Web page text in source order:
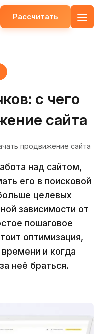
Рассчитать
меню
с чего
сайта
продвижение сайта
над сайтом,
его в поисковой
целевых
зависимости от
пошаговое
оптимизация,
и когда
неё браться.